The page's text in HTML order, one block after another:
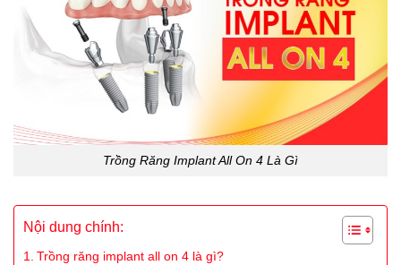
Trồng Răng Implant All On 4 Là Gì
Nội dung chính:
Trồng răng implant all on 4 là gì?